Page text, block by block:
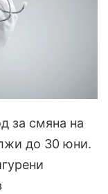
за смяна на
до 30 юни.